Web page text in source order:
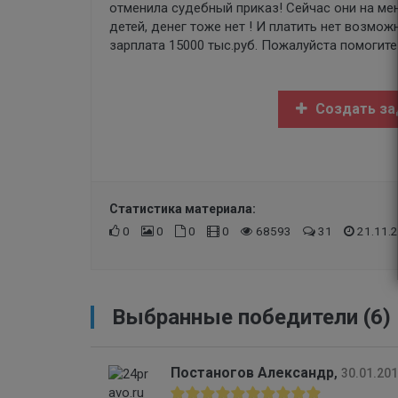
отменила судебный приказ! Сейчас они на
детей, денег тоже нет ! И платить нет
зарплата 15000 тыс.руб. Пожалуйста
Создать
Статистика материала:
0
0 0 0 68593 31
Выбранные победители (6)
Постаногов Александр,